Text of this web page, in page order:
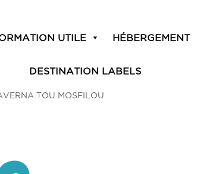
UTILE HÉBERGEMENT
DESTINATION LABELS
TOU MOSFILOU